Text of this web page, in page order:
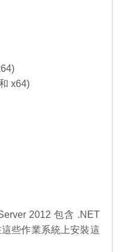
x64)
2012 包含 .NET
些作業系統上安裝這